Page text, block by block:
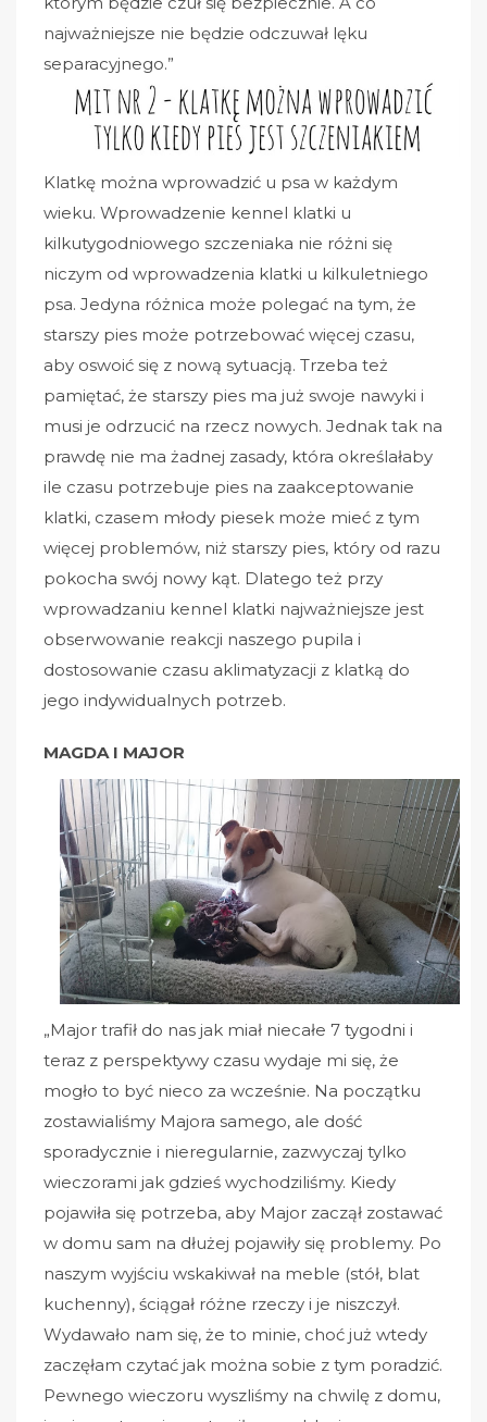
najważniejsze nie będzie odczuwał lęku
separacyjnego.”
Klatkę można wprowadzić u psa w każdym
wieku. Wprowadzenie kennel klatki u
kilkutygodniowego szczeniaka nie różni się
niczym od wprowadzenia klatki u kilkuletniego
psa. Jedyna różnica może polegać na tym, że
starszy pies może potrzebować więcej czasu,
aby oswoić się z nową sytuacją. Trzeba też
pamiętać, że starszy pies ma już swoje nawyki i
musi je odrzucić na rzecz nowych. Jednak tak na
prawdę nie ma żadnej zasady, która określałaby
ile czasu potrzebuje pies na zaakceptowanie
klatki, czasem młody piesek może mieć z tym
więcej problemów, niż starszy pies, który od razu
pokocha swój nowy kąt. Dlatego też przy
wprowadzaniu kennel klatki najważniejsze jest
obserwowanie reakcji naszego pupila i
dostosowanie czasu aklimatyzacji z klatką do
jego indywidualnych potrzeb.
MAGDA I MAJOR
„Major trafił do nas jak miał niecałe 7 tygodni i
teraz z perspektywy czasu wydaje mi się, że
mogło to być nieco za wcześnie. Na początku
zostawialiśmy Majora samego, ale dość
sporadycznie i nieregularnie, zazwyczaj tylko
wieczorami jak gdzieś wychodziliśmy. Kiedy
pojawiła się potrzeba, aby Major zaczął zostawać
w domu sam na dłużej pojawiły się problemy. Po
naszym wyjściu wskakiwał na meble (stół, blat
kuchenny), ściągał różne rzeczy i je niszczył.
Wydawało nam się, że to minie, choć już wtedy
zaczęłam czytać jak można sobie z tym poradzić.
Pewnego wieczoru wyszliśmy na chwilę z domu,